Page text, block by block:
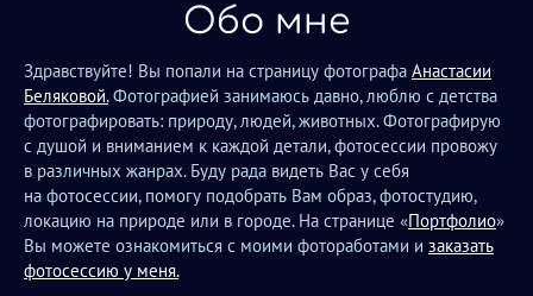
Обо мне
Здравствуйте! Вы попали на страницу фотографа Анастасии
Беляковой.Фотографией занимаюсь давно, люблю с детства
фотографировать: природу, людей, животных. Фотографирую
с душой и вниманием к каждой детали, фотосессии провожу
в различных жанрах. Буду рада видеть Вас у себя
на фотосессии, помогу подобрать Вам образ, фотостудию,
локацию на природе или в городе. На странице «Портфолио»
Вы можете ознакомиться с моими фотоработами и заказать
фотосессию у меня.